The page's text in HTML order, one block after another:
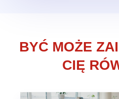
BYĆ MOŻE
CIĘ